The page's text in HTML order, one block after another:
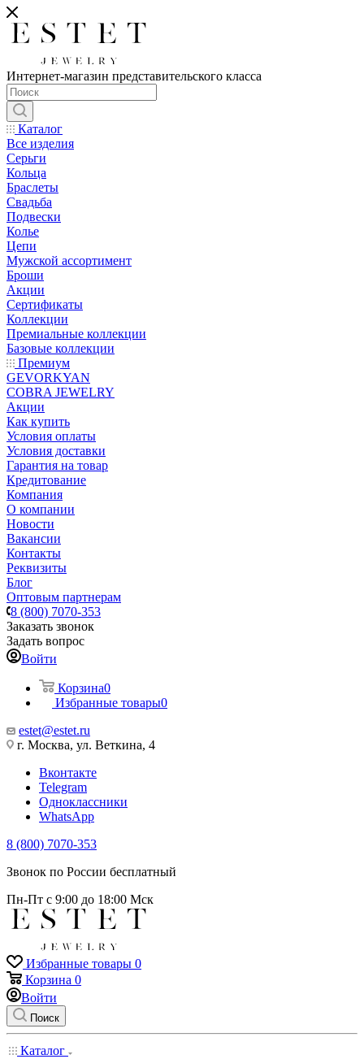
Интернет-магазин представительского класса
Каталог
Все изделия
Серьги
Кольца
Браслеты
Свадьба
Подвески
Колье
Цепи
Мужской ассортимент
Броши
Акции
Сертификаты
Коллекции
Премиальные коллекции
Базовые коллекции
Премиум
GEVORKYAN
COBRA JEWELRY
Акции
Как купить
Условия оплаты
Условия доставки
Гарантия на товар
Кредитование
Компания
О компании
Новости
Вакансии
Контакты
Реквизиты
Блог
Оптовым партнерам
8 (800) 7070-353
Заказать звонок
Задать вопрос
Войти
Корзина0
Избранные товары0
estet@estet.ru
г. Москва, ул. Веткина, 4
Вконтакте
Telegram
Одноклассники
WhatsApp
8 (800) 7070-353
Звонок по России бесплатный
Пн-Пт с 9:00 до 18:00 Мск
Избранные товары 0
Корзина 0
Войти
Поиск
Каталог